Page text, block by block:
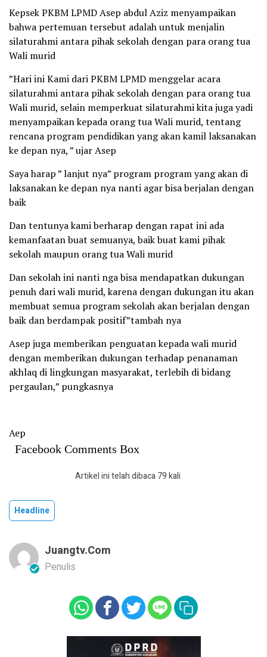
Kepsek PKBM LPMD Asep abdul Aziz menyampaikan
bahwa pertemuan tersebut adalah untuk menjalin
silaturahmi antara pihak sekolah dengan para orang tua
Wali murid
”Hari ini Kami dari PKBM LPMD menggelar acara
silaturahmi antara pihak sekolah dengan para orang tua
Wali murid, selain memperkuat silaturahmi kita juga yadi
menyampaikan kepada orang tua Wali murid, tentang
rencana program pendidikan yang akan kamil laksanakan
ke depan nya, ” ujar Asep
Saya harap ” lanjut nya” program program yang akan di
laksanakan ke depan nya nanti agar bisa berjalan dengan
baik
Dan tentunya kami berharap dengan rapat ini ada
kemanfaatan buat semuanya, baik buat kami pihak
sekolah maupun orang tua Wali murid
Dan sekolah ini nanti nga bisa mendapatkan dukungan
penuh dari wali murid, karena dengan dukungan itu akan
membuat semua program sekolah akan berjalan dengan
baik dan berdampak positif”tambah nya
Asep juga memberikan penguatan kepada wali murid
dengan memberikan dukungan terhadap penanaman
akhlaq di lingkungan masyarakat, terlebih di bidang
pergaulan,” pungkasnya
Aep
Facebook Comments Box
Artikel ini telah dibaca 79 kali
Headline
Juangtv.com
Penulis